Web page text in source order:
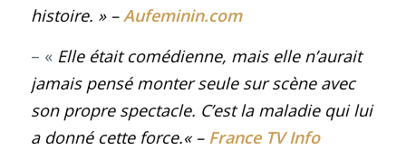
histoire. » – Aufeminin.com
– « Elle était comédienne, mais elle n’aurait
jamais pensé monter seule sur scène avec
son propre spectacle. C’est la maladie qui lui
a donné cette force.« – France TV Info